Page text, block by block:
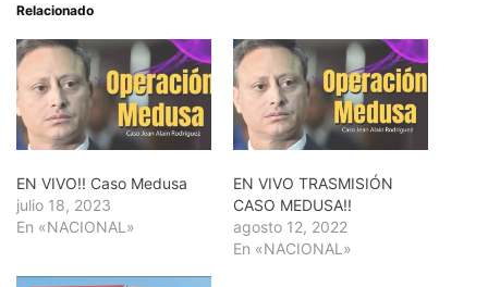
Relacionado
EN VIVO!! Caso Medusa
julio 18, 2023
En «NACIONAL»
EN VIVO TRASMISIÓN
CASO MEDUSA!!
agosto 12, 2022
En «NACIONAL»